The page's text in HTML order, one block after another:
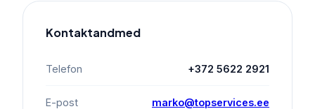
Kontaktandmed
Telefon +372 5622 2921
E-post marko@topservices.ee